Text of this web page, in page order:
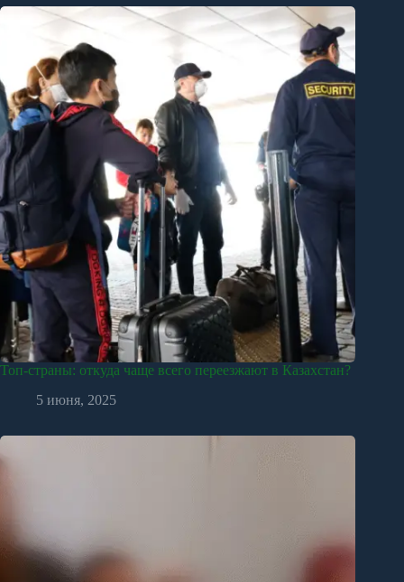
Топ-страны: откуда чаще всего переезжают в Казахстан?
5 июня, 2025